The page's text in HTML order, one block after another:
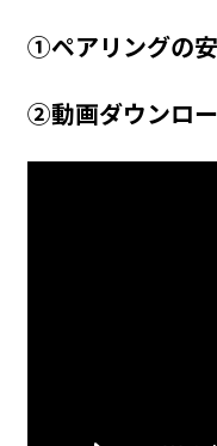
①ペアリングの
②動画ダウンロ